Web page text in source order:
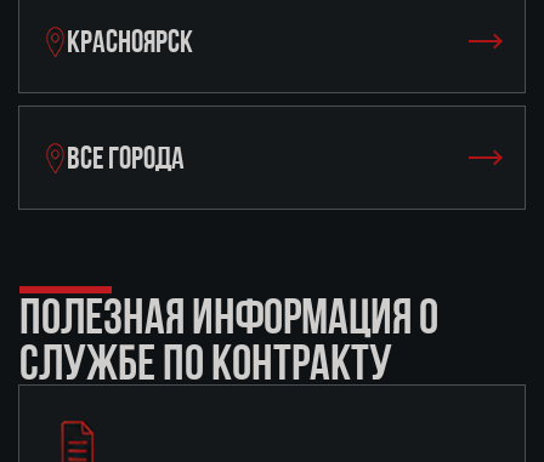
КРАСНОЯРСК
ВСЕ ГОРОДА
ПОЛЕЗНАЯ ИНФОРМАЦИЯ О
СЛУЖБЕ ПО КОНТРАКТУ